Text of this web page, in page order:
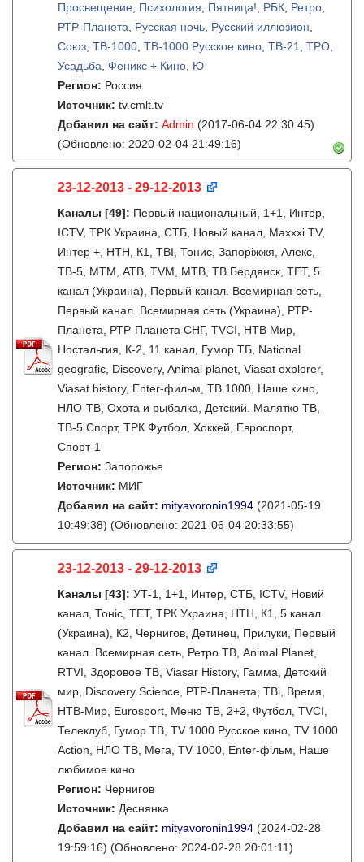
Просвещение Психология Пятница! РБК Ретро
РТР-Планета
Русская ночь Русский иллюзион
Союз ТВ-1000 ТВ-1000 Русское кино ТВ-21 ТРО
Усадьба Феникс + Кино Ю
Регион: Россия
Источник: tv.cmlt.tv
Добавил на сайт: Admin (2017-06-04 22:30:45)
(Обновлено: 2020-02-04 21:49:16)
23-12-2013 - 29-12-2013
Каналы [49]: Первый национальный, 1+1, Интер,
ICTV, ТРК Украина, СТБ, Новый канал, Maxxxi TV,
Интер +, НТН, К1, ТВI, Тонис, Запорiжжя, Алекс,
ТВ-5, МТМ, АТВ, TVM, МТВ, ТВ Бердянск, ТЕТ, 5
канал (Украина), Первый канал. Всемирная сеть,
Первый канал. Всемирная сеть (Украина), РТР-
Планета, РТР-Планета СНГ, TVCI, НТВ Мир,
Ностальгия, К-2, 11 канал, Гумор ТБ, National
geografic, Discovery, Animal planet, Viasat explorer,
Viasat history, Enter-фильм, ТВ 1000, Наше кино,
НЛО-ТВ, Охота и рыбалка, Детский. Малятко ТВ,
ТВ-5 Спорт, ТРК Футбол, Хоккей, Евроспорт,
Спорт-1
Регион: Запорожье
Источник: МИГ
Добавил на сайт: mityavoronin1994 (2021-05-19
10:49:38) (Обновлено: 2021-06-04 20:33:55)
23-12-2013 - 29-12-2013
Каналы [43]: УТ-1, 1+1, Интер, СТБ, ICTV, Новий
канал, Тонiс, ТЕТ, ТРК Украина, НТН, К1, 5 канал
(Украина), К2, Чернигов, Детинец, Прилуки, Первый
канал. Всемирная сеть, Ретро ТВ, Animal Planet,
RTVI, Здоровое ТВ, Viasar History, Гамма, Детский
мир, Discovery Science, РТР-Планета, ТВi, Время,
НТВ-Мир, Eurosport, Меню ТВ, 2+2, Футбол, TVCI,
Телеклуб, Гумор ТВ, TV 1000 Русское кино, TV 1000
Action, НЛО ТВ, Мега, TV 1000, Enter-фiльм, Наше
любимое кино
Регион: Чернигов
Источник: Деснянка
Добавил на сайт: mityavoronin1994 (2024-02-28
19:59:16) (Обновлено: 2024-02-28 20:01:11)